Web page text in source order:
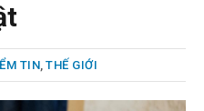
TIN, THẾ GIỚI